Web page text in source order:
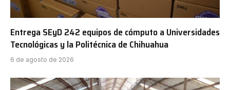
Entrega SEyD 242 equipos de cómputo a Universidades
Tecnológicas y la Politécnica de Chihuahua
6 de agosto de 2026